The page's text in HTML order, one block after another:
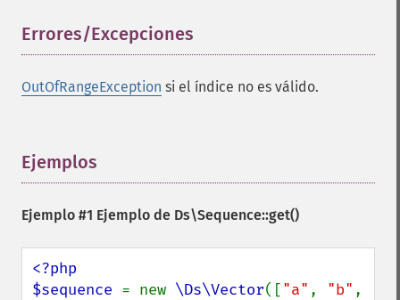
Errores/Excepciones
OutOfRangeException si el índice no es válido.
Ejemplos
Ejemplo #1 Ejemplo de Ds\Sequence::get()
<?php
$sequence = new \Ds\Vector(["a" , "b"